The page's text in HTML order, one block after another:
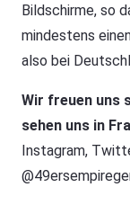
Bildschirme, so
mindestens
also bei
Wir freuen uns
sehen uns in
Instagram,